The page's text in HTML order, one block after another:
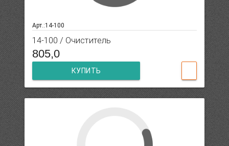
Арт.:14-100
14-100 / Очиститель
805,0
КУПИТЬ